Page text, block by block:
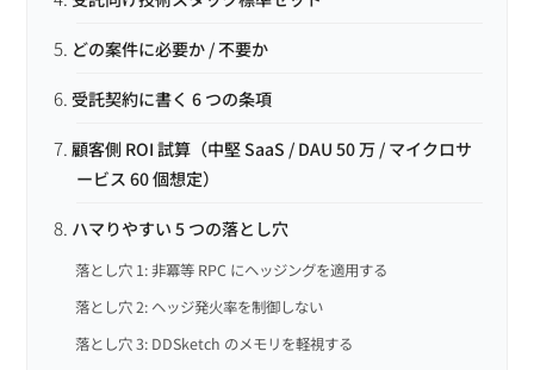
どの案件に必要か / 不要か
受託契約に書く 6 つの条項
顧客側 ROI 試算（中堅 SaaS / DAU 50 万 / マイクロサ
ービス 60 個想定）
ハマりやすい 5 つの落とし穴
落とし穴 1: 非冪等 RPC にヘッジングを適用する
落とし穴 2: ヘッジ発火率を制御しない
落とし穴 3: DDSketch のメモリを軽視する